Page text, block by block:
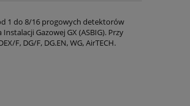
1 do 8/16 progowych detektorów
Gazowej GX (ASBIG). Przy
F, DG/F, DG.EN, WG, AirTECH.